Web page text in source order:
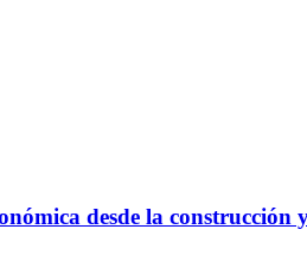
desde la construcción